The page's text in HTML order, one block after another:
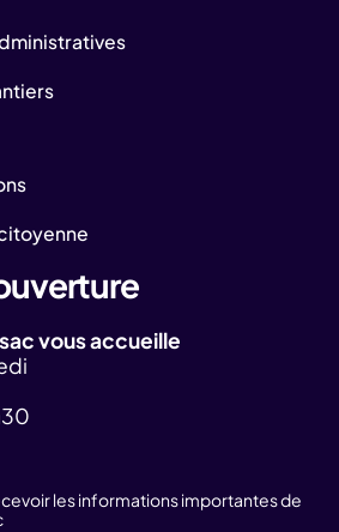
vous accueille
les informations importantes de